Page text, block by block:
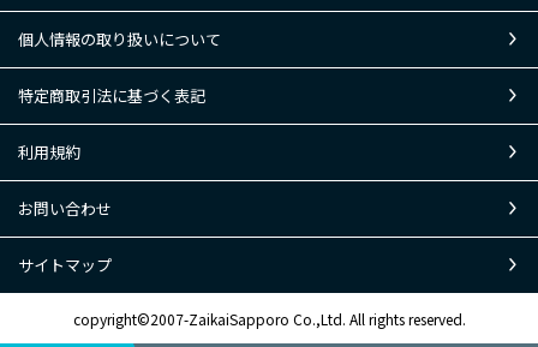
個人情報の取り扱いについて
特定商取引法に基づく表記
利用規約
お問い合わせ
サイトマップ
copyright©2007-ZaikaiSapporo Co.,Ltd. All rights reserved.